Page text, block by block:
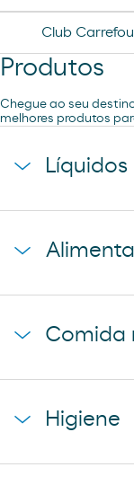
Club
Produtos
Chegue ao seu
melhores produtos
Líquidos
coca-cola
cerveza mahou clasica
donuts
galletas filipinos
Comida
caffe latte kaiku
Higiene